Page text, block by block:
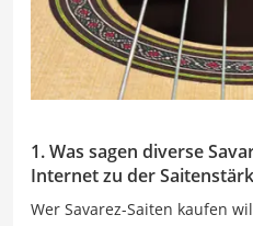
1. Was sagen diverse
Internet zu der
Wer Savarez-Saiten kaufen